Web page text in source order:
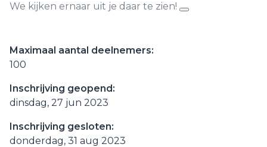
We kijken ernaar uit je daar te zien!
Maximaal aantal deelnemers:
100
Inschrijving geopend:
dinsdag, 27 jun 2023
Inschrijving gesloten:
donderdag, 31 aug 2023